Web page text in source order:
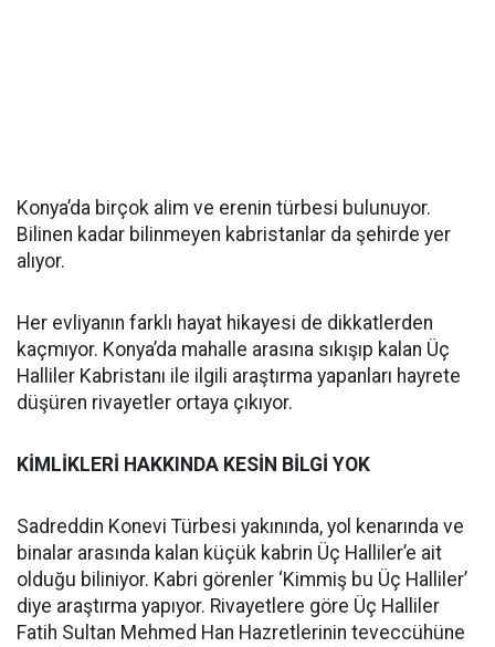
Konya’da birçok alim ve erenin türbesi bulunuyor.
Bilinen kadar bilinmeyen kabristanlar da şehirde yer
alıyor.
Her evliyanın farklı hayat hikayesi de dikkatlerden
kaçmıyor. Konya’da mahalle arasına sıkışıp kalan Üç
Halliler Kabristanı ile ilgili araştırma yapanları hayrete
düşüren rivayetler ortaya çıkıyor.
KİMLİKLERİ HAKKINDA KESİN BİLGİ YOK
Sadreddin Konevi Türbesi yakınında, yol kenarında ve
binalar arasında kalan küçük kabrin Üç Halliler’e ait
olduğu biliniyor. Kabri görenler ‘Kimmiş bu Üç Halliler’
diye araştırma yapıyor. Rivayetlere göre Üç Halliler
Fatih Sultan Mehmed Han Hazretlerinin teveccühüne